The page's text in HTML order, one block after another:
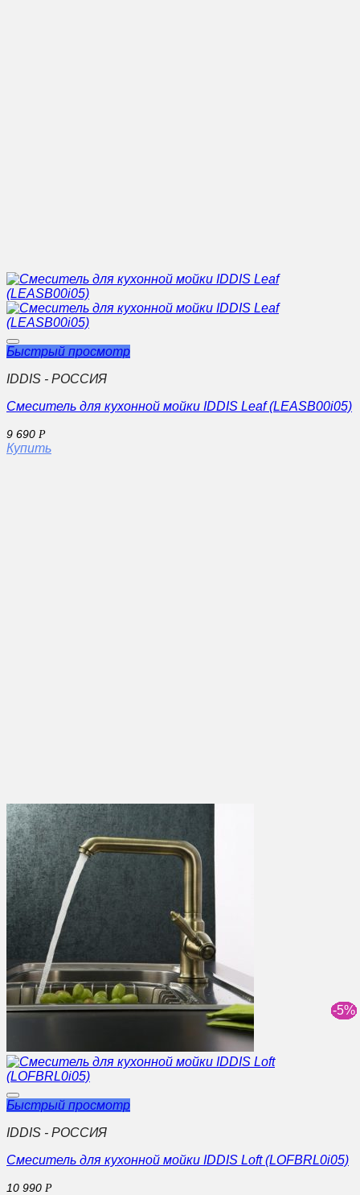
Быстрый просмотр
IDDIS - РОССИЯ
Смеситель для кухонной мойки IDDIS Leaf (LEASB00i05)
9 690 Р
Купить
Быстрый просмотр
IDDIS - РОССИЯ
Смеситель для кухонной мойки IDDIS Loft (LOFBRL0i05)
10 990 Р